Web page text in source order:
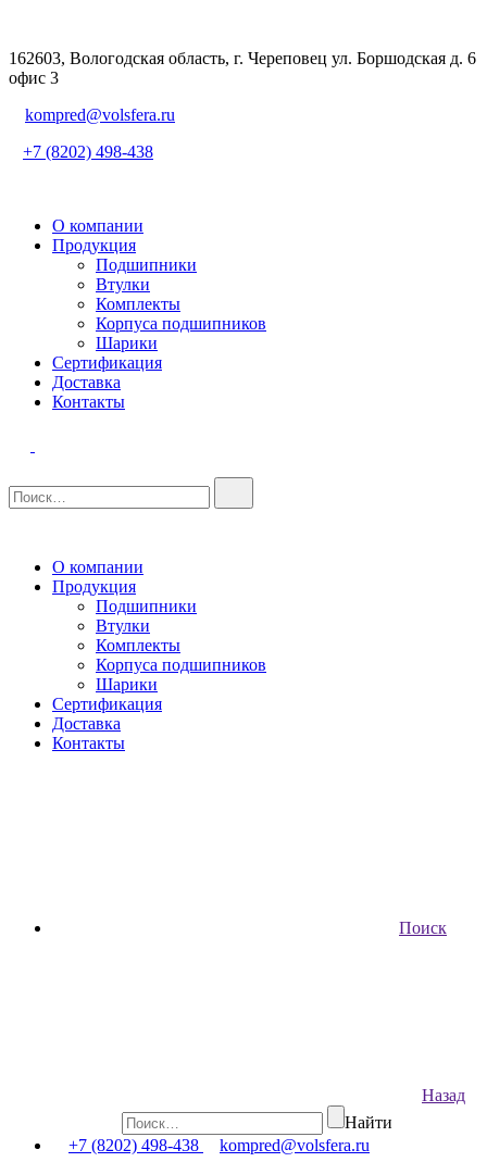
162603, Вологодская область, г. Череповец ул. Боршодская д. 6
офис 3
kompred@volsfera.ru
+7 (8202) 498-438
О компании
Продукция
Подшипники
Втулки
Комплекты
Корпуса подшипников
Шарики
Сертификация
Доставка
Контакты
О компании
Продукция
Подшипники
Втулки
Комплекты
Корпуса подшипников
Шарики
Сертификация
Доставка
Контакты
Поиск
Назад
Найти
+7 (8202) 498-438
kompred@volsfera.ru